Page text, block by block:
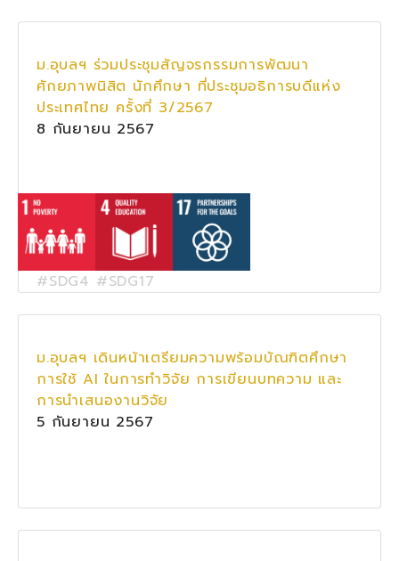
ม.อุบลฯ ร่วมประชุมสัญจรกรรมการพัฒนา
ศักยภาพนิสิต นักศึกษา ที่ประชุมอธิการบดีแห่ง
ประเทศไทย ครั้งที่ 3/2567
8 กันยายน 2567
#SDG4 #SDG17
ม.อุบลฯ เดินหน้าเตรียมความพร้อมบัณฑิตศึกษา
การใช้ AI ในการทำวิจัย การเขียนบทความ และ
การนำเสนองานวิจัย
5 กันยายน 2567